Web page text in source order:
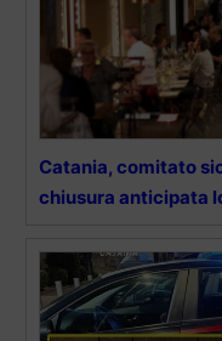
Catania, comitato
chiusura anticipata